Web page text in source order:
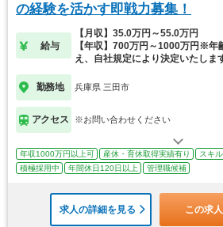
の経験を活かす即戦力募集！
給与
【月収】35.0万円～55.0万円
【年収】700万円～1000万円※年
え、自社規定により決定いたしま
勤務地 兵庫県 三田市
アクセス ※お問い合わせください
年収1000万円以上可 産休・育休取得実績有り スキ
積極採用中
年間休日120日以上 管理職候補
求人の詳細を見る この求